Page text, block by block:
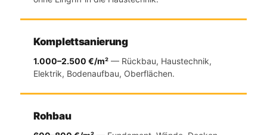
Komplettsanierung
1.000–2.500 €/m² — Rückbau, Haustechnik,
Elektrik, Bodenaufbau, Oberflächen.
Rohbau